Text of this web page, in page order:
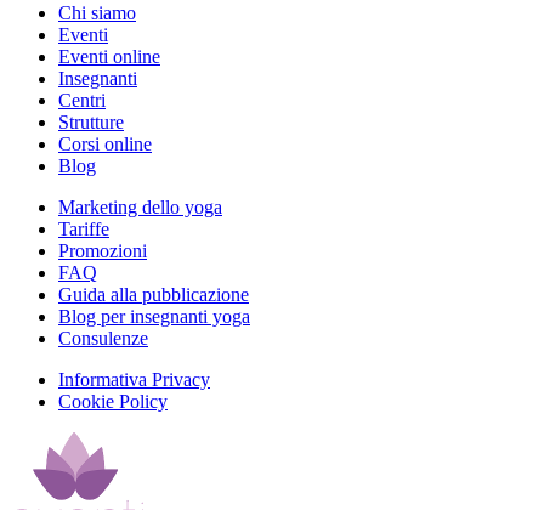
Chi siamo
Eventi
Eventi online
Insegnanti
Centri
Strutture
Corsi online
Blog
Marketing dello yoga
Tariffe
Promozioni
FAQ
Guida alla pubblicazione
Blog per insegnanti yoga
Consulenze
Informativa Privacy
Cookie Policy